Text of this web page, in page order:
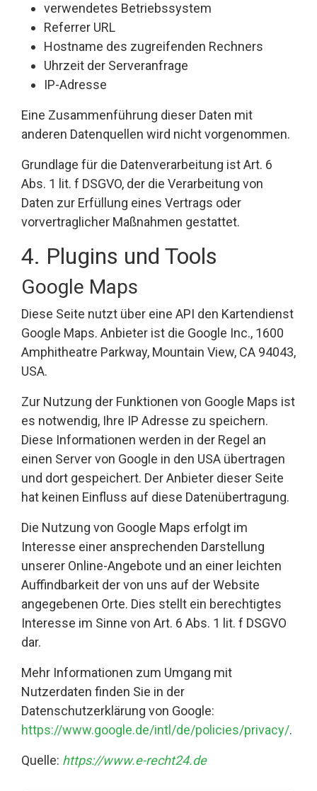
verwendetes Betriebssystem
Referrer URL
Hostname des zugreifenden Rechners
Uhrzeit der Serveranfrage
IP-Adresse
Eine Zusammenführung dieser Daten mit
anderen Datenquellen wird nicht vorgenommen.
Grundlage für die Datenverarbeitung ist Art. 6
Abs. 1 lit. f DSGVO, der die Verarbeitung von
Daten zur Erfüllung eines Vertrags oder
vorvertraglicher Maßnahmen gestattet.
4. Plugins und Tools
Google Maps
Diese Seite nutzt über eine API den Kartendienst
Google Maps. Anbieter ist die Google Inc., 1600
Amphitheatre Parkway, Mountain View, CA 94043,
USA.
Zur Nutzung der Funktionen von Google Maps ist
es notwendig, Ihre IP Adresse zu speichern.
Diese Informationen werden in der Regel an
einen Server von Google in den USA übertragen
und dort gespeichert. Der Anbieter dieser Seite
hat keinen Einfluss auf diese Datenübertragung.
Die Nutzung von Google Maps erfolgt im
Interesse einer ansprechenden Darstellung
unserer Online-Angebote und an einer leichten
Auffindbarkeit der von uns auf der Website
angegebenen Orte. Dies stellt ein berechtigtes
Interesse im Sinne von Art. 6 Abs. 1 lit. f DSGVO
dar.
Mehr Informationen zum Umgang mit
Nutzerdaten finden Sie in der
Datenschutzerklärung von Google:
https://www.google.de/intl/de/policies/privacy/.
Quelle: https://www.e-recht24.de